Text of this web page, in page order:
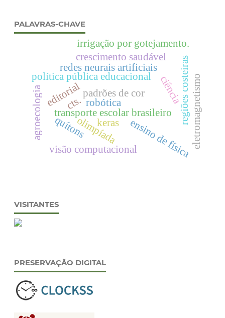
PALAVRAS-CHAVE
editorial
olimpíada
política pública educacional
transporte escolar brasileiro
padrões de cor
quítons
regiões costeiras
robótica
redes neurais artificiais
visão computacional
keras
crescimento saudável
irrigação por gotejamento.
cts.
agroecologia ensino de físicaeletromagnetismo
ciência
VISITANTES
PRESERVAÇÃO DIGITAL